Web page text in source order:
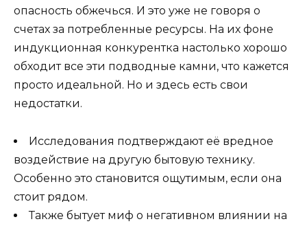
опасность обжечься. И это уже не говоря о
счетах за потребленные ресурсы. На их фоне
индукционная конкурентка настолько хорошо
обходит все эти подводные камни, что кажется
просто идеальной. Но и здесь есть свои
недостатки.
Исследования подтверждают её вредное
воздействие на другую бытовую технику.
Особенно это становится ощутимым, если она
стоит рядом.
Также бытует миф о негативном влиянии на